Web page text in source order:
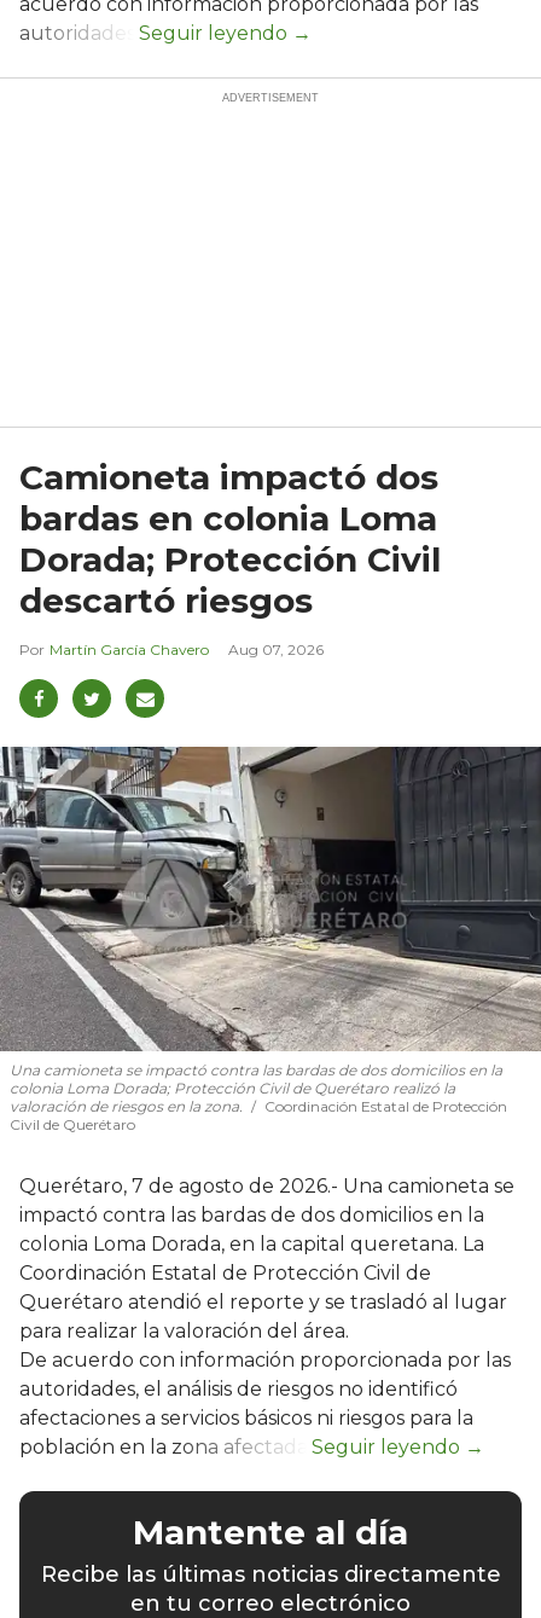
autoridades.
Camioneta impactó dos
bardas en colonia Loma
Dorada; Protección Civil
descartó riesgos
Martín García Chavero Aug 07, 2026
Una camioneta se impactó contra las bardas de dos domicilios en la
colonia Loma Dorada; Protección Civil de Querétaro realizó la
valoración de riesgos en la zona.
Coordinación Estatal de Protección
Civil de Querétaro
Querétaro, 7 de agosto de 2026.- Una camioneta se
impactó contra las bardas de dos domicilios en la
colonia Loma Dorada, en la capital queretana. La
Coordinación Estatal de Protección Civil de
Querétaro atendió el reporte y se trasladó al lugar
para realizar la valoración del área.
De acuerdo con información proporcionada por las
autoridades, el análisis de riesgos no identificó
afectaciones a servicios básicos ni riesgos para la
población en la zona afectada.
Mantente al día
Recibe las últimas noticias directamente
en tu correo electrónico